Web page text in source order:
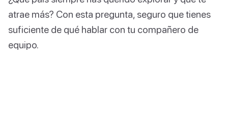
atrae más? Con esta pregunta, seguro que tienes
suficiente de qué hablar con tu compañero de
equipo.